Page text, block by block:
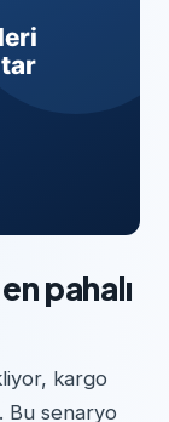
pahalı
kargo
Bu senaryo